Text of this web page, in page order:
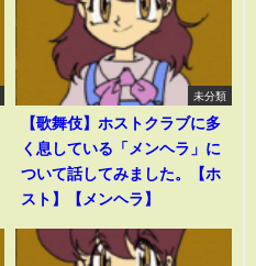
未分類
【歌舞伎】ホストクラブに多
く息している「メンヘラ」に
ついて話してみました。【ホ
スト】【メンヘラ】